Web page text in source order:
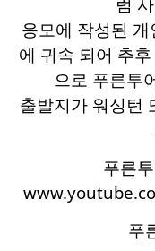
응모에 작성된
에 귀속 되어 추
으로 푸른투
출발지가 워싱턴
푸른
푸